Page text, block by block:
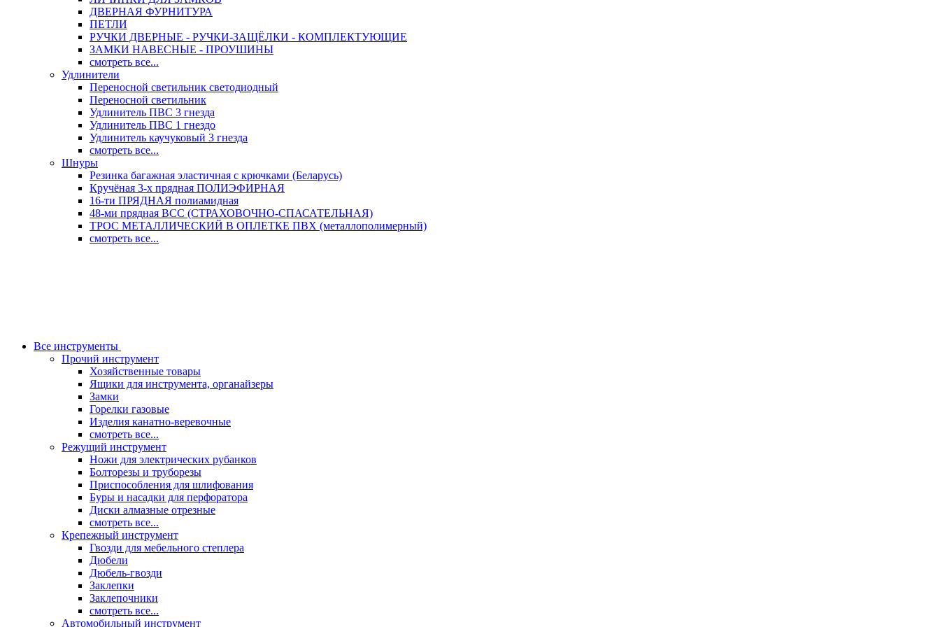
ДВЕРНАЯ ФУРНИТУРА
ПЕТЛИ
РУЧКИ ДВЕРНЫЕ - РУЧКИ-ЗАЩЁЛКИ - КОМПЛЕКТУЮЩИЕ
ЗАМКИ НАВЕСНЫЕ - ПРОУШИНЫ
смотреть все...
Удлинители
Переносной светильник светодиодный
Переносной светильник
Удлинитель ПВС 3 гнезда
Удлинитель ПВС 1 гнездо
Удлинитель каучуковый 3 гнезда
смотреть все...
Шнуры
Резинка багажная эластичная с крючками (Беларусь)
Кручёная 3-х прядная ПОЛИЭФИРНАЯ
16-ти ПРЯДНАЯ полиамидная
48-ми прядная ВСС (СТРАХОВОЧНО-СПАСАТЕЛЬНАЯ)
ТРОС МЕТАЛЛИЧЕСКИЙ В ОПЛЕТКЕ ПВХ (металлополимерный)
смотреть все...
Все инструменты
Прочий инструмент
Хозяйственные товары
Ящики для инструмента, органайзеры
Замки
Горелки газовые
Изделия канатно-веревочные
смотреть все...
Режущий инструмент
Ножи для электрических рубанков
Болторезы и труборезы
Приспособления для шлифования
Буры и насадки для перфоратора
Диски алмазные отрезные
смотреть все...
Крепежный инструмент
Гвозди для мебельного степлера
Дюбели
Дюбель-гвозди
Заклепки
Заклепочники
смотреть все...
Автомобильный инструмент